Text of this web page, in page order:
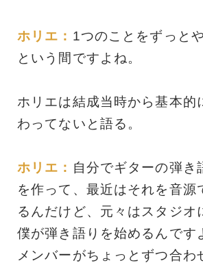
ホリエ： 1つのことをずっと
という間ですよね。
ホリエは結成当時から基本的
わってないと語る。
ホリエ： 自分でギターの弾き
を作って、最近はそれを音源
るんだけど、元々はスタジオ
僕が弾き語りを始めるんです
メンバーがちょっとずつ合わ